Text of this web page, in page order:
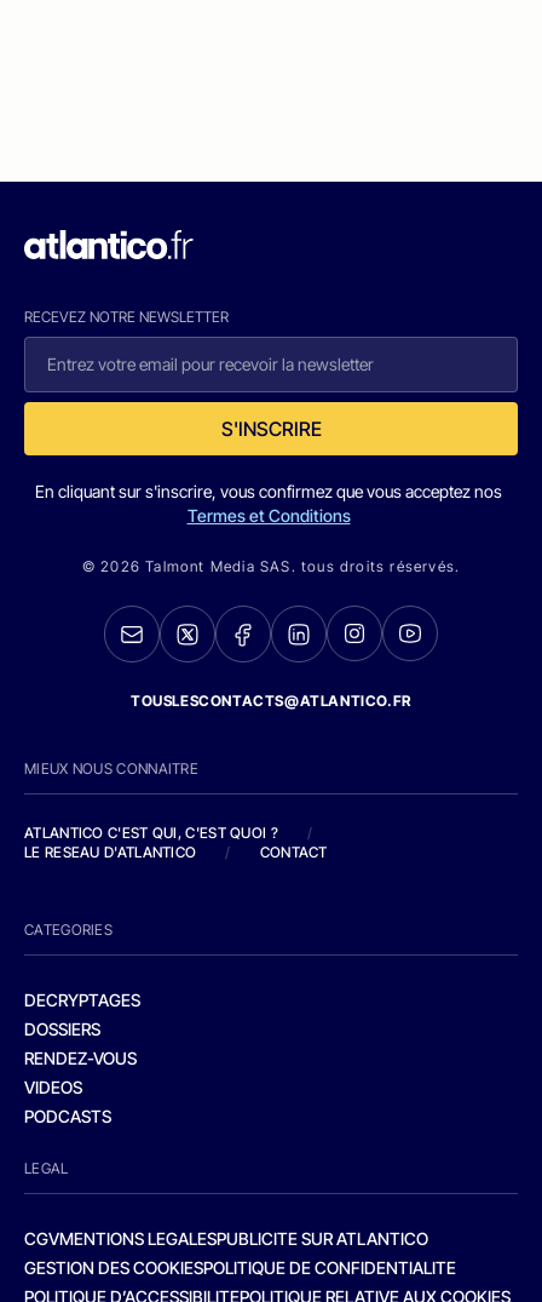
RECEVEZ NOTRE NEWSLETTER
S'INSCRIRE
En cliquant sur s'inscrire, vous confirmez que vous acceptez nos
Termes et Conditions
© 2026 Talmont Media SAS. tous droits réservés.
TOUSLESCONTACTS@ATLANTICO.FR
MIEUX NOUS CONNAITRE
ATLANTICO C'EST QUI, C'EST QUOI ?
/
LE RESEAU D'ATLANTICO
/ CONTACT
CATEGORIES
DECRYPTAGES
DOSSIERS
RENDEZ-VOUS
VIDEOS
PODCASTS
LEGAL
CGVMENTIONS LEGALESPUBLICITE SUR ATLANTICO
GESTION DES COOKIESPOLITIQUE DE CONFIDENTIALITE
POLITIQUE D’ACCESSIBILITEPOLITIQUE RELATIVE AUX COOKIES